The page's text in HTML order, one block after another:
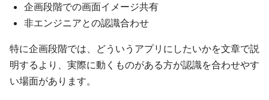
企画段階での画面イメージ共有
非エンジニアとの認識合わせ
特に企画段階では、どういうアプリにしたいかを文章で説
明するより、実際に動くものがある方が認識を合わせやす
い場面があります。